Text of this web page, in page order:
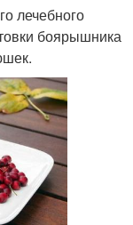
лечебного
боярышника